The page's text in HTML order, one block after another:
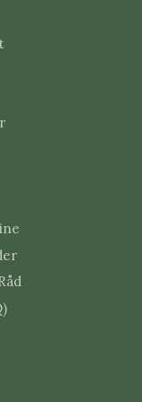
undersidor
tidigt.
gradvis om
ljus,